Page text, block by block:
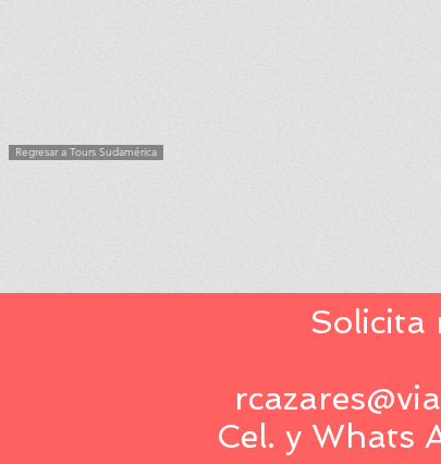
Regresar a Tours Sudamérica
Solicita
Cel. y Whats